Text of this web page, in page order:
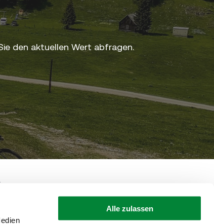
Alle zulassen
den aktuellen Wert abfragen.